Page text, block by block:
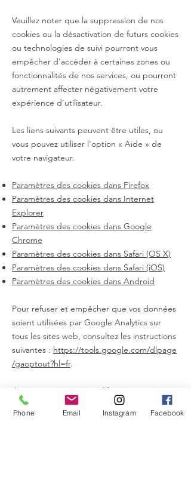
Veuillez noter que la suppression de nos
cookies ou la désactivation de futurs cookies
ou technologies de suivi pourront vous
empêcher d'accéder à certaines zones ou
fonctionnalités de nos services, ou pourront
autrement affecter négativement votre
expérience d'utilisateur.
Les liens suivants peuvent être utiles, ou
vous pouvez utiliser l'option « Aide » de
votre navigateur.
Paramètres des cookies dans Firefox
Paramètres des cookies dans Internet
Explorer
Paramètres des cookies dans Google
Chrome
Paramètres des cookies dans Safari (OS X)
Paramètres des cookies dans Safari (iOS)
Paramètres des cookies dans Android
Pour refuser et empêcher que vos données
soient utilisées par Google Analytics sur
tous les sites web, consultez les instructions
suivantes : https://tools.google.com/dlpage
/gaoptout?hl=fr.
Il se peut que nous modifiions cette
politique en matière de cookies. Nous vous
encourageons à consulter régulièrement
Phone Email Instagram Facebook